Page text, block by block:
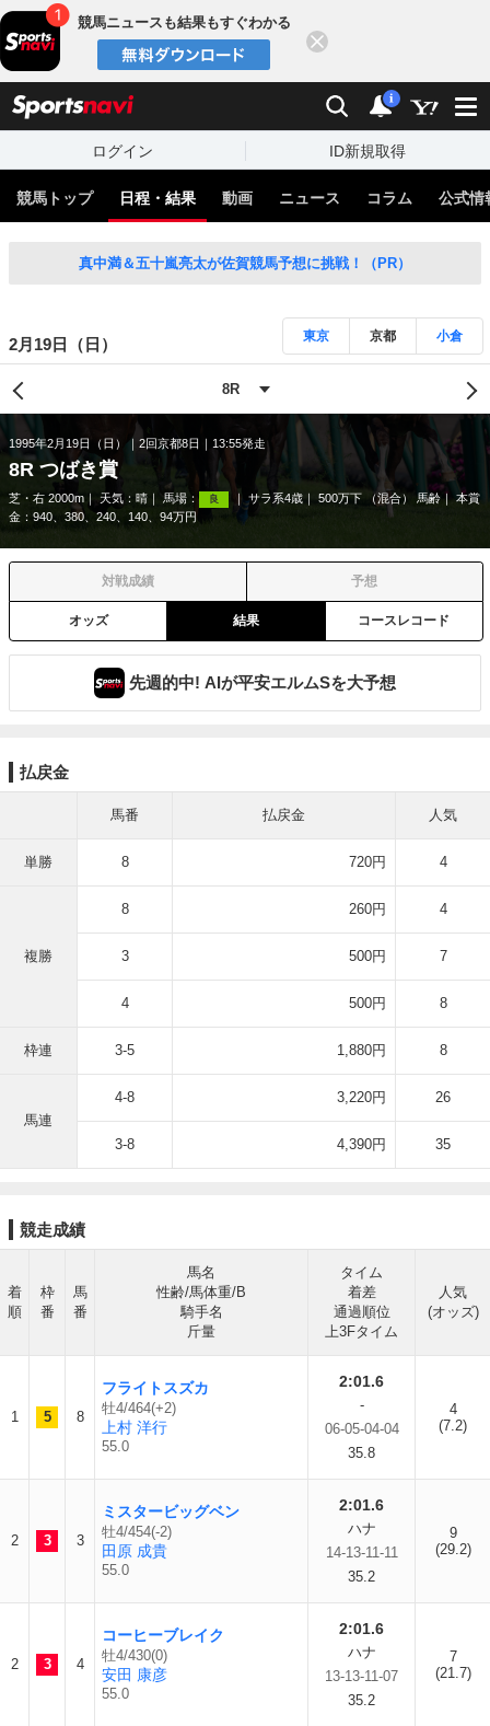
競馬ニュースも結果もすぐわかる
検索 通知
i
ログイン ID新規取得
競馬トップ 日程・結果 動画 ニュース コラム 公式情
真中満＆五十嵐亮太が佐賀競馬予想に挑戦！（PR）
2月19日（日） 東京 京都 小倉
1995年2月19日（日） 2回京都8日 13:55発走
8R つばき賞
芝・右 2000m 天気： 晴 馬場： 良 サラ系4歳 500万下 （混合） 馬齢
本賞
金：940、380、240、140、94万円
対戦成績 予想
オッズ 結果 コースレコード
先週的中! AIが平安エルムSを大予想
払戻金
馬番 払戻金 人気
単勝 8 720円 4
複勝
8 260円 4
3 500円 7
4 500円 8
枠連 3-5 1,880円 8
馬連
4-8 3,220円 26
3-8 4,390円 35
競走成績
着
順
枠
番
馬
番
馬名
性齢/馬体重/B
騎手名
斤量
タイム
着差
通過順位
上3Fタイム
人気
(オッズ)
1 5 8
フライトスズカ
牡4/464(+2)
上村 洋行
55.0
2:01.6
-
06-05-04-04
35.8
4
(7.2)
2 3 3
ミスタービッグベン
牡4/454(-2)
田原 成貴
55.0
2:01.6
ハナ
14-13-11-11
35.2
9
(29.2)
2 3 4
コーヒーブレイク
牡4/430(0)
安田 康彦
55.0
2:01.6
ハナ
13-13-11-07
35.2
7
(21.7)